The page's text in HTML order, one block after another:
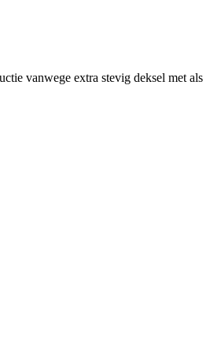
vanwege extra stevig deksel met als